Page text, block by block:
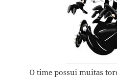
O time possui muitas